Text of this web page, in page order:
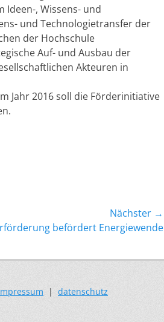
, Wissens- und
und Technologietransfer der
der Hochschule
Auf- und Ausbau der
Akteuren in
Jahr 2016 soll die Förderinitiative
Nächster →
befördert Energiewende
| datenschutz